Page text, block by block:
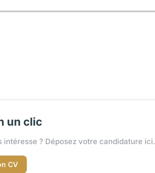
un clic
intéresse ? Déposez votre candidature ici.
CV